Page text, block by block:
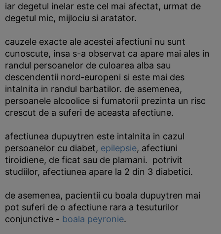
iar degetul inelar este cel mai afectat, urmat de
degetul mic, mijlociu si aratator.
cauzele exacte ale acestei afectiuni nu sunt
cunoscute, insa s-a observat ca apare mai ales in
randul persoanelor de culoarea alba sau
descendentii nord-europeni si este mai des
intalnita in randul barbatilor. de asemenea,
persoanele alcoolice si fumatorii prezinta un risc
crescut de a suferi de aceasta afectiune.
afectiunea dupuytren este intalnita in cazul
persoanelor cu diabet, epilepsie, afectiuni
tiroidiene, de ficat sau de plamani. potrivit
studiilor, afectiunea apare la 2 din 3 diabetici.
de asemenea, pacientii cu boala dupuytren mai
pot suferi de o afectiune rara a tesuturilor
conjunctive - boala peyronie.